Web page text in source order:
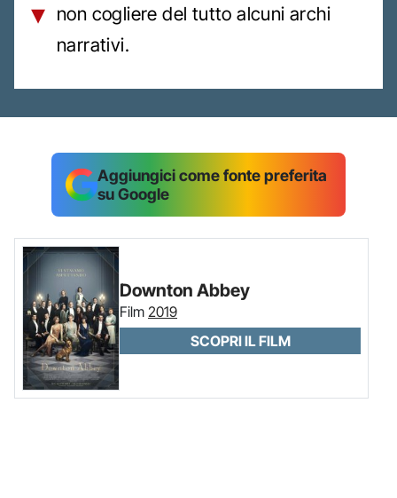
non cogliere del tutto alcuni archi
narrativi.
Aggiungici come fonte preferita
su Google
Downton Abbey
Film 2019
SCOPRI IL FILM